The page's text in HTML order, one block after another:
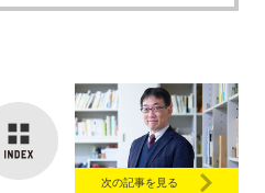
次の記事を見る